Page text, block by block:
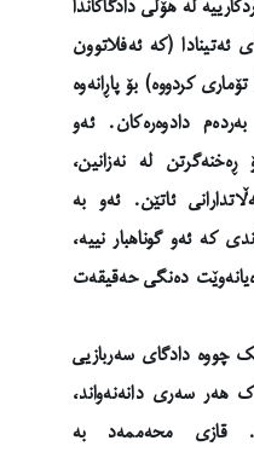
لە هۆڵی دادگاکاندا
(کە ئەفلاتوون
کردووە) بۆ پاڕانەوە
دادوەرەکان. ئەو
لە نەزانین،
ئاتێن. ئەو بە
کە ئەو گوناهبار نییە،
دەنگی حەقیقەت
چووە دادگای سەربازیی
هەر سەری دانەنەواند،
قازی محەممەد بە